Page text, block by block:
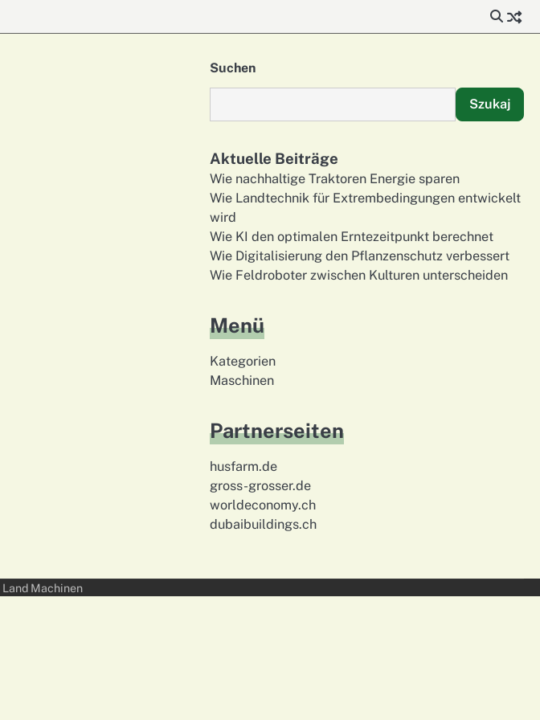
Suchen
Szukaj
Aktuelle Beiträge
Wie nachhaltige Traktoren Energie sparen
Wie Landtechnik für Extrembedingungen entwickelt
wird
Wie KI den optimalen Erntezeitpunkt berechnet
Wie Digitalisierung den Pflanzenschutz verbessert
Wie Feldroboter zwischen Kulturen unterscheiden
Menü
Kategorien
Maschinen
Partnerseiten
husfarm.de
gross-grosser.de
worldeconomy.ch
dubaibuildings.ch
Land Machinen